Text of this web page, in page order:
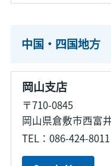
中国・四国地方
岡山支店
〒710-0845
岡山県倉敷市西富
TEL：086-424-8011